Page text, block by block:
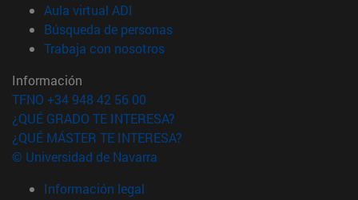
Aula virtual ADI
Búsqueda de personas(abre en nueva ventana)
Trabaja con nosotros(abre en nueva ventana)
Información
TFNO +34 948 42 56 00
¿QUÉ GRADO TE INTERESA?
¿QUÉ MÁSTER TE INTERESA?
© Universidad de Navarra
Información legal